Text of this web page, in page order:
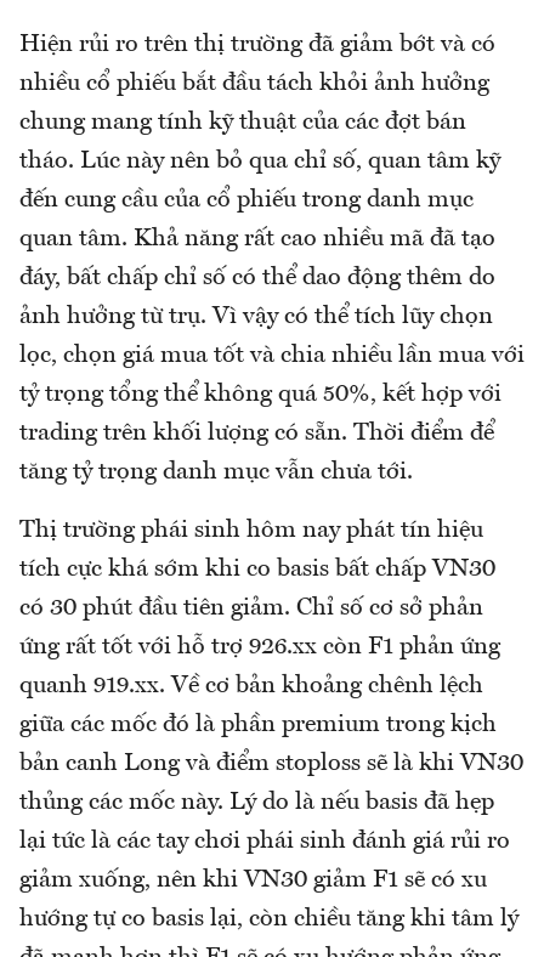
Hiện rủi ro trên thị trường đã giảm bớt và có
nhiều cổ phiếu bắt đầu tách khỏi ảnh hưởng
chung mang tính kỹ thuật của các đợt bán
tháo. Lúc này nên bỏ qua chỉ số, quan tâm kỹ
đến cung cầu của cổ phiếu trong danh mục
quan tâm. Khả năng rất cao nhiều mã đã tạo
đáy, bất chấp chỉ số có thể dao động thêm do
ảnh hưởng từ trụ. Vì vậy có thể tích lũy chọn
lọc, chọn giá mua tốt và chia nhiều lần mua với
tỷ trọng tổng thể không quá 50%, kết hợp với
trading trên khối lượng có sẵn. Thời điểm để
tăng tỷ trọng danh mục vẫn chưa tới.
Thị trường phái sinh hôm nay phát tín hiệu
tích cực khá sớm khi co basis bất chấp VN30
có 30 phút đầu tiên giảm. Chỉ số cơ sở phản
ứng rất tốt với hỗ trợ 926.xx còn F1 phản ứng
quanh 919.xx. Về cơ bản khoảng chênh lệch
giữa các mốc đó là phần premium trong kịch
bản canh Long và điểm stoploss sẽ là khi VN30
thủng các mốc này. Lý do là nếu basis đã hẹp
lại tức là các tay chơi phái sinh đánh giá rủi ro
giảm xuống, nên khi VN30 giảm F1 sẽ có xu
hướng tự co basis lại, còn chiều tăng khi tâm lý